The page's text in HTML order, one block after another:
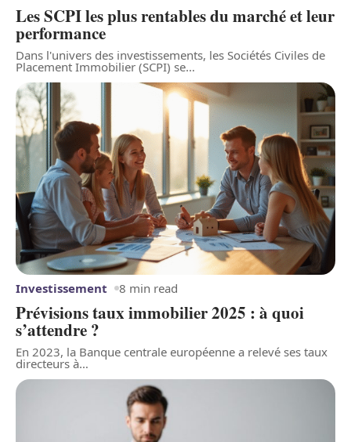
Les SCPI les plus rentables du marché et leur
performance
Dans l'univers des investissements, les Sociétés Civiles de
Placement Immobilier (SCPI) se…
Prévisions taux immobilier 2025 : à quoi
s’attendre ?
En 2023, la Banque centrale européenne a relevé ses taux
directeurs à…
Investissement 8 min read